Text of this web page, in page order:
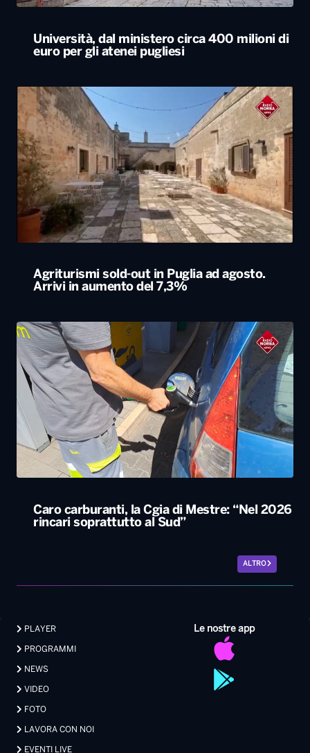
Università, dal ministero circa 400 milioni di
euro per gli atenei pugliesi
Agriturismi sold-out in Puglia ad agosto.
Arrivi in aumento del 7,3%
Caro carburanti, la Cgia di Mestre: “Nel 2026
rincari soprattutto al Sud”
ALTRO
Le nostre app
PLAYER
PROGRAMMI
NEWS
VIDEO
FOTO
LAVORA CON NOI
EVENTI LIVE